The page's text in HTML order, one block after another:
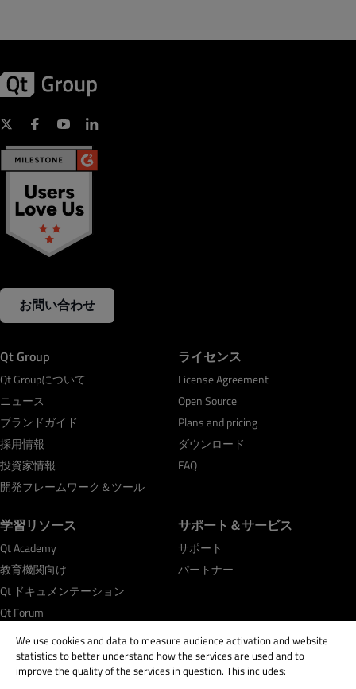
お問い合わせ
Qt Group
Qt Groupについて
ニュース
ブランドガイド
採用情報
投資家情報
開発フレームワーク＆ツール
ライセンス
License Agreement
Open Source
Plans and pricing
ダウンロード
FAQ
学習リソース
Qt Academy
教育機関向け
Qt ドキュメンテーション
Qt Forum
サポート＆サービス
サポート
パートナー
We use cookies and data to measure audience activation and website
statistics to better understand how the services are used and to
improve the quality of the services in question. This includes: